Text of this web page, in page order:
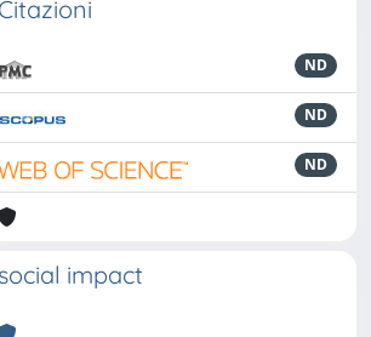
Citazioni
ND
ND
ND
social impact